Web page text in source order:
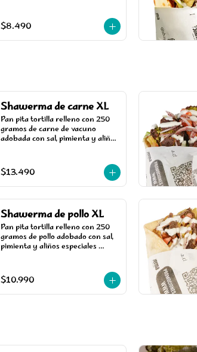
tomate y lechuga.
$8.490
Shawerma de carne XL
Pan pita tortilla relleno con 250
gramos de carne de vacuno
adobada con sal, pimienta y aliños
salsa, tomate, cebolla árabe y
lechuga.
$13.490
Shawerma de pollo XL
Pan pita tortilla relleno con 250
gramos de pollo adobado con sal,
pimienta y aliños especiales
tomate, cebolla árabe y lechuga.
$10.990